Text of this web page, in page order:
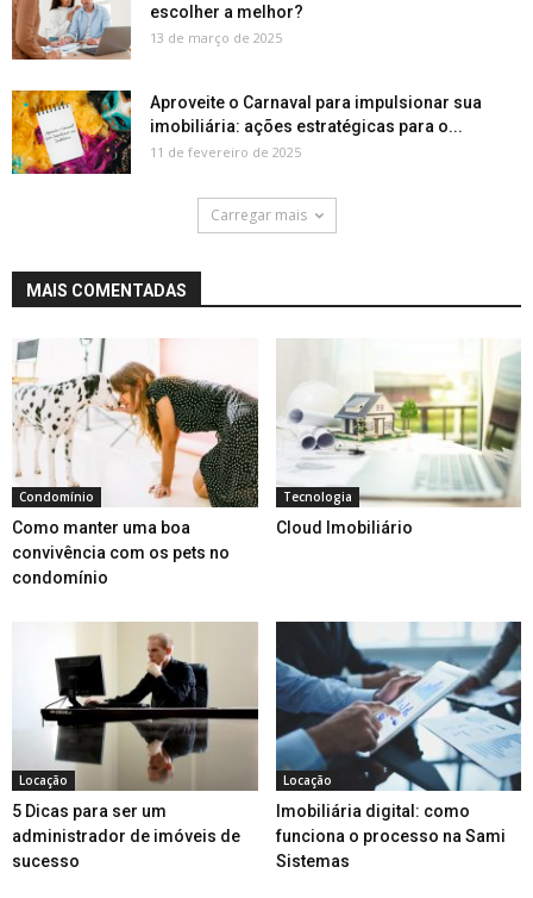
escolher a melhor?
13 de março de 2025
Aproveite o Carnaval para impulsionar sua
imobiliária: ações estratégicas para o...
11 de fevereiro de 2025
Carregar mais
MAIS COMENTADAS
Condomínio
Como manter uma boa
convivência com os pets no
condomínio
Tecnologia
Cloud Imobiliário
Locação
5 Dicas para ser um
administrador de imóveis de
sucesso
Locação
Imobiliária digital: como
funciona o processo na Sami
Sistemas